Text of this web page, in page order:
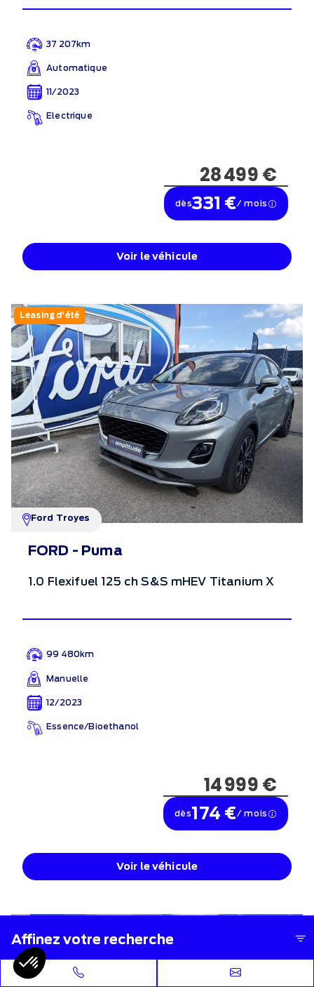
Affinez votre recherche
37 207km
Automatique
11/2023
Electrique
28 499 €
dès331 €/ mois
Voir le véhicule
Leasing d'été
Ford Troyes
FORD - Puma
1.0 Flexifuel 125 ch S&S mHEV Titanium X
99 480km
Manuelle
12/2023
Essence/Bioethanol
14 999 €
dès174 €/ mois
Voir le véhicule